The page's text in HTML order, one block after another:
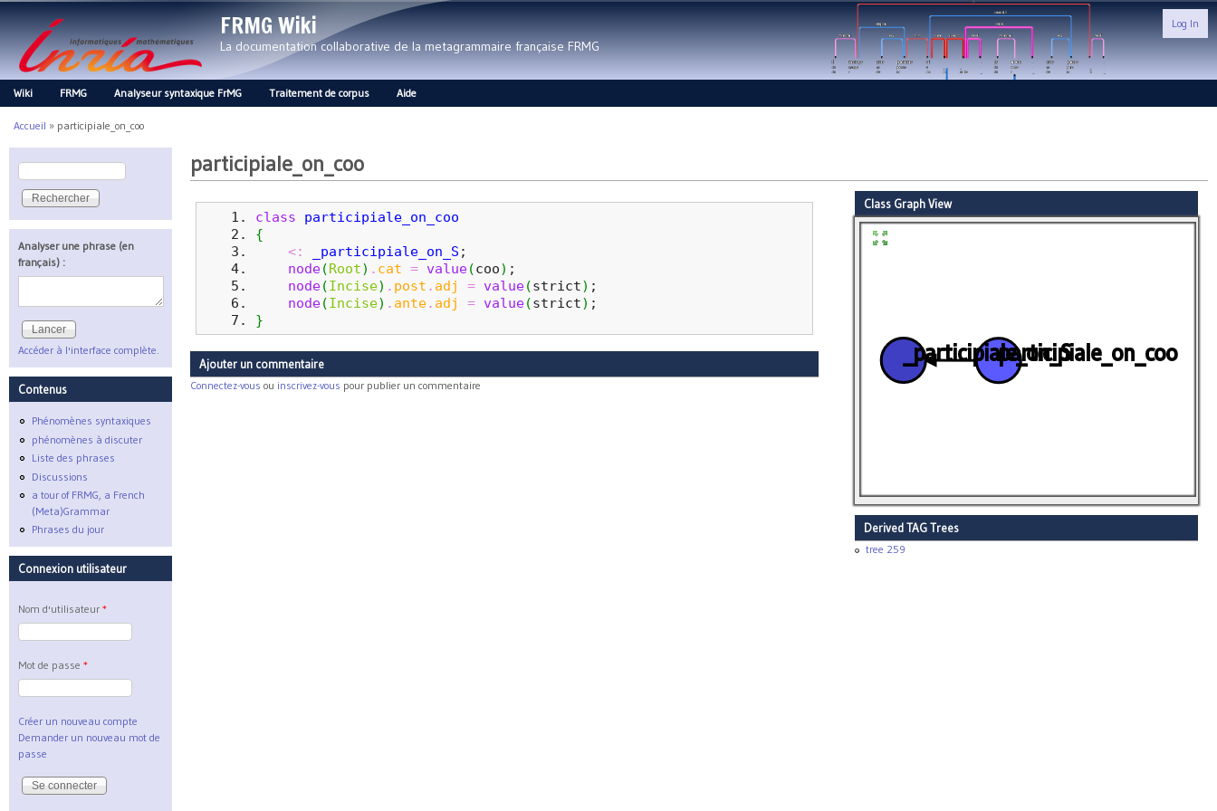
FRMG Wiki
La documentation collaborative de la metagrammaire française FRMG
Log In
Main menu
Wiki FRMG Analyseur syntaxique FrMG Traitement de corpus Aide
Vous êtes ici
Accueil » participiale_on_coo
participiale_on_coo
class
participiale_on_coo
{
<:
_participiale_on_S ;
node(Root) . cat = value(coo) ;
node(Incise) . post . adj = value(strict) ;
node(Incise) . ante. adj = value(strict) ;
}
Ajouter un commentaire
Connectez-vous ou inscrivez-vous pour publier un commentaire
Class Graph View
participiale_on_coo
_participiale_on_S
Derived TAG Trees
tree 259
Formulaire de recherche
Rechercher
Analyser une phrase (en
français) :
Accéder à l'interface complète.
Contenus
Phénomènes syntaxiques
phénomènes à discuter
Liste des phrases
Discussions
a tour of FRMG, a French
(Meta)Grammar
Phrases du jour
Connexion utilisateur
Nom d'utilisateur *
Mot de passe *
Créer un nouveau compte
Demander un nouveau mot de
passe